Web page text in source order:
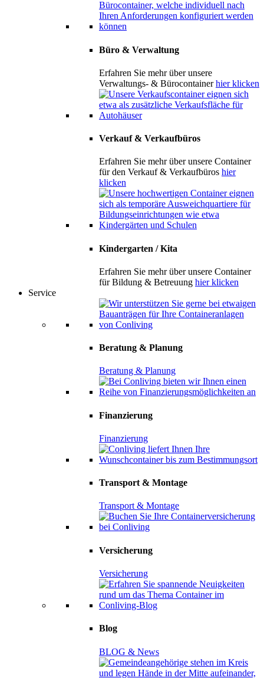
Büro & Verwaltung
Erfahren Sie mehr über unsere
Verwaltungs- & Bürocontainerhier klicken
Verkauf & Verkaufbüros
Erfahren Sie mehr über unsere Container
für den Verkauf & Verkaufbüros hier
klicken
Kindergarten / Kita
Erfahren Sie mehr über unsere Container
für Bildung & Betreuung hier klicken
Service
Beratung & Planung
Beratung & Planung
Finanzierung
Finanzierung
Transport & Montage
Transport & Montage
Versicherung
Versicherung
Blog
BLOG & News